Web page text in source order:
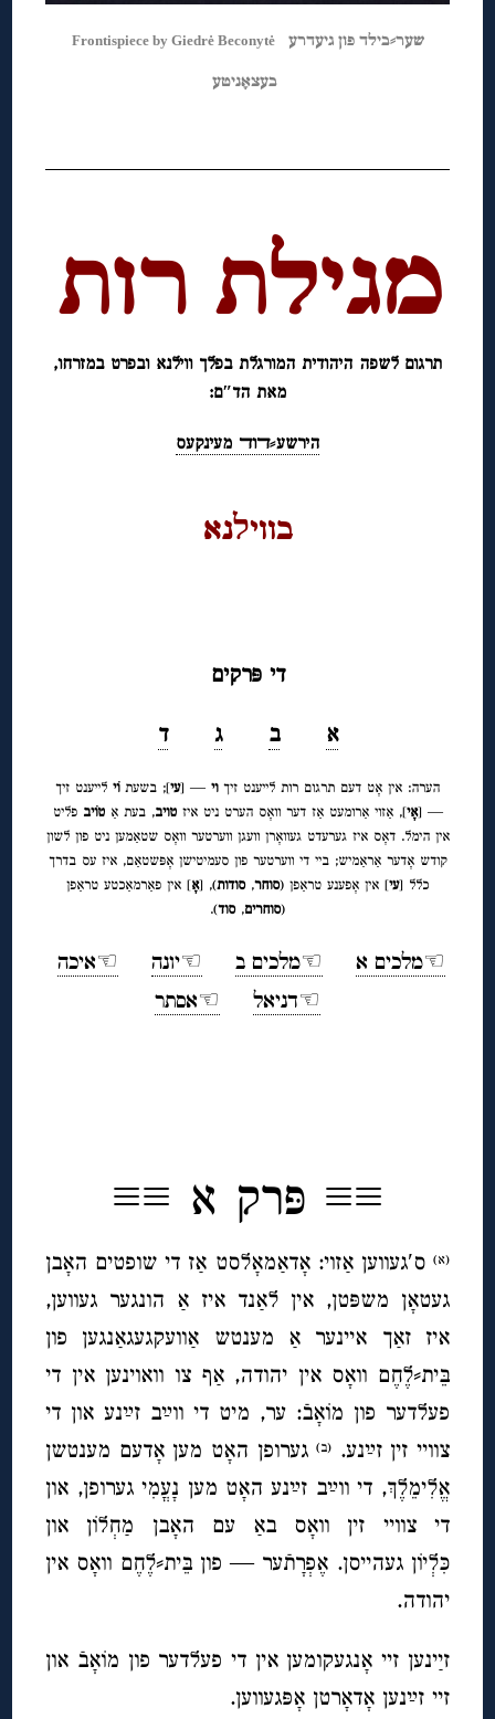
Frontispiece by Giedrė Beconytė שער⸗בילד פון גיעדרע
בעצאָניטע
מגילת רות
תרגום לשפה היהודית המורגלת בפלך ווילנא ובפרט במזרחו,
מאת הד″ם:
הירשע⸗ﬢוﬢ מעינקעס
בוויﬥנא
די פּרקים
א
ב ג ד
הערה: אין אָט דעם תרגום רות לייענט זיך וי — [עי]; בשעתוֹי לייענט זיך
— [אָי], אַזוי אַרומעט אַז דער וואָס הערט ניט איזטויב, בעת אַטוֹיב פליט
אין הימל. דאָס איז גערעדט געוואָרן וועגן ווערטער וואָס שטאַמען ניט פון לשון
קודש אָדער אַראַמיש; ביי די ווערטער פון סעמיטישן אָפּשטאַם, איז עס בדרך
כלל [עי] אין אָפענע טראַפן (סוחר,סודות), [אָ] אין פאַרמאַכטע טראַפן
(סוחרים,סוד).
☜מלכים א ☜מלכים ב ☜יונה
☜איכה
☜דניאל
☜אסתר
≡≡ פּרק א ≡≡
(א) ס′געווען אַזוי: אָדאַמאָלסט אַז די שופטים האָבן
געטאָן משפּטן, אין לאַנד איז אַ הונגער געווען,
איז זאַך איינער אַ מענטש אַוועקגעגאַנגען פון
בֵּית⸗לֶחֶם וואָס אין יהודה, אַף צו וואוינען אין די
פעלדער פון מוֹאָבֿ: ער, מיט די ווײַב זײַנע און די
צוויי זין זײַנע. (ב)גערופן האָט מען אָדעם מענטשן
אֱלִימֵלֶךְ, די ווײַב זײַנע האָט מען נָעֳמִי גערופן, און
די צוויי זין וואָס באַ עם האָבן מַחְלוֹן און
כִּלְיוֹן געהייסן. אֶפְרָתֿער — פון בֵּית⸗לֶחֶם וואָס אין
יהודה.
זײַנען זיי אָנגעקומען אין די פעלדער פון מוֹאָבֿ און
זיי זײַנען אָדאָרטן אָפּגעווען.